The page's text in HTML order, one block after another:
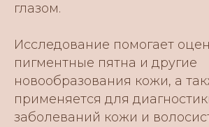
глазом.
Исследование помогает
пигментные пятна и другие
новообразования кожи, а
применяется для
заболеваний кожи и